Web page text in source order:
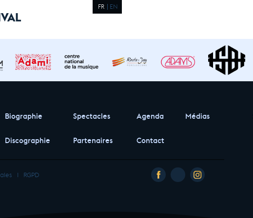
FR EN
Biographie Spectacles Agenda Médias
Discographie Partenaires Contact
I RGPD